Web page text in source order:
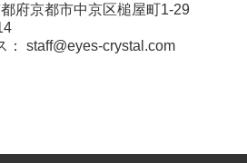
府京都市中京区槌屋町1-29
： staff@eyes-crystal.com